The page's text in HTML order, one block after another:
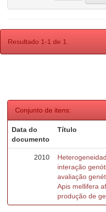
Resultado 1-1 de 1.
Conjunto de itens:
Data do
documento
Título
2010
interação
avaliação
Apis mellifera
produção de